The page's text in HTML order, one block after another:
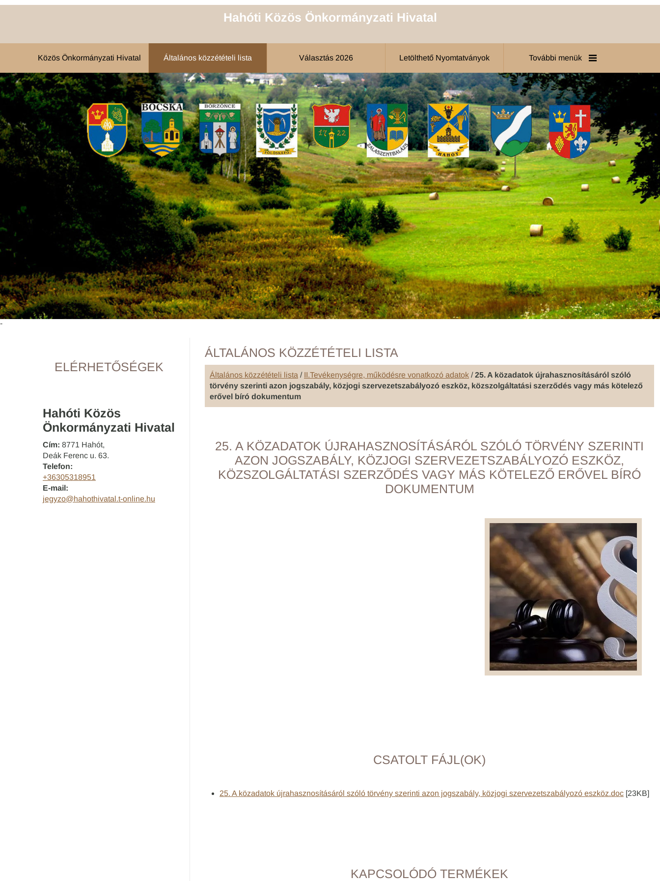
Hahóti Közös Önkormányzati Hivatal
Közös Önkormányzati Hivatal Általános közzétételi lista Választás 2026 Letölthető Nyomtatványok További menük
-
ELÉRHETŐSÉGEK
Hahóti Közös
Önkormányzati Hivatal
Cím: 8771 Hahót,
Deák Ferenc u. 63.
Telefon:
+36305318951
E-mail:
jegyzo@hahothivatal.t-online.hu
ÁLTALÁNOS KÖZZÉTÉTELI LISTA
Általános közzétételi lista / II.Tevékenységre, működésre vonatkozó adatok /25. A közadatok újrahasznosításáról szóló
törvény szerinti azon jogszabály, közjogi szervezetszabályozó eszköz, közszolgáltatási szerződés vagy más kötelező
erővel bíró dokumentum
25. A KÖZADATOK ÚJRAHASZNOSÍTÁSÁRÓL SZÓLÓ TÖRVÉNY SZERINTI
AZON JOGSZABÁLY, KÖZJOGI SZERVEZETSZABÁLYOZÓ ESZKÖZ,
KÖZSZOLGÁLTATÁSI SZERZŐDÉS VAGY MÁS KÖTELEZŐ ERŐVEL BÍRÓ
DOKUMENTUM
CSATOLT FÁJL(OK)
25. A közadatok újrahasznosításáról szóló törvény szerinti azon jogszabály, közjogi szervezetszabályozó eszköz.doc [23KB]
KAPCSOLÓDÓ TERMÉKEK